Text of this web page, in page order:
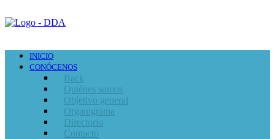
INICIO
CONÓCENOS
Back
Quiénes somos
Objetivo general
Organigrama
Directorio
Contacto